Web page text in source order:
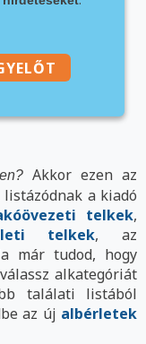
Akkor ezen az
a kiadó
telkek,
telkek, az
már tudod, hogy
alkategóriát
találati listából
az új albérletek